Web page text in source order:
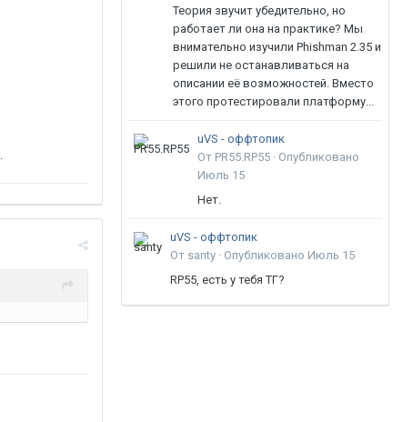
Теория звучит убедительно, но
работает ли она на практике? Мы
внимательно изучили Phishman 2.35 и
решили не останавливаться на
описании её возможностей. Вместо
этого протестировали платформу...
uVS - оффтопик
От PR55.RP55 · Опубликовано
Июль 15
Нет.
uVS - оффтопик
От santy · Опубликовано Июль 15
RP55, есть у тебя ТГ?